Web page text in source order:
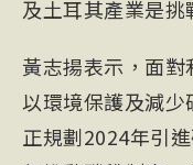
及土耳其產業是挑
黃志揚表示，面
以環境保護及減少
正規劃2024年引